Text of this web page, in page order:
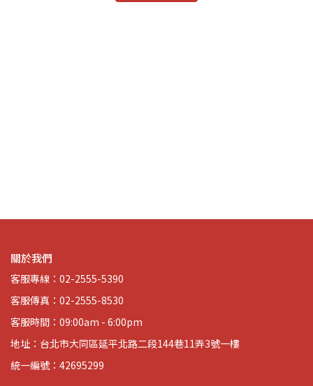
關於我們
客服專線：02-2555-5390
客服傳真：02-2555-8530
客服時間：09:00am - 6:00pm
地址：台北市大同區延平北路二段144巷11弄3號一樓
統一編號：42695299